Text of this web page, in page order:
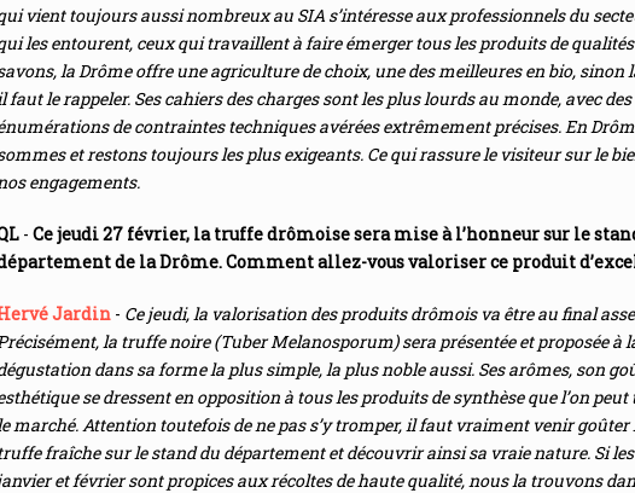
vient toujours aussi nombreux au SIA s’intéresse aux professionnels du
les entourent, ceux qui travaillent à faire émerger tous les produits de
la Drôme offre une agriculture de choix, une des meilleures en bio, sinon
faut le rappeler. Ses cahiers des charges sont les plus lourds au monde, avec des
de contraintes techniques avérées extrêmement précises. En
et restons toujours les plus exigeants. Ce qui rassure le visiteur sur le
engagements.
- Ce jeudi 27 février, la truffe drômoise sera mise à l’honneur sur le
de la Drôme. Comment allez-vous valoriser ce produit
Jardin - Ce jeudi, la valorisation des produits drômois va être au final
la truffe noire (Tuber Melanosporum) sera présentée et proposée à
dans sa forme la plus simple, la plus noble aussi. Ses arômes, son
se dressent en opposition à tous les produits de synthèse que l’on
marché. Attention toutefois de ne pas s’y tromper, il faut vraiment venir goûter
fraîche sur le stand du département et découvrir ainsi sa vraie nature. Si
et février sont propices aux récoltes de haute qualité, nous la trouvons